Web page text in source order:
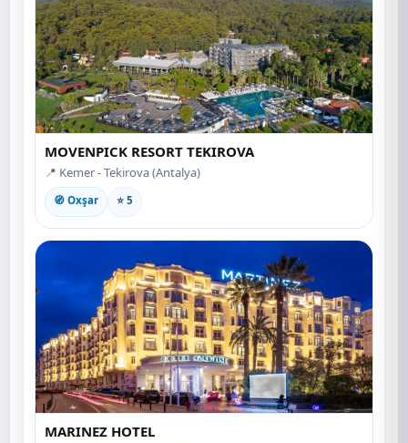
MOVENPICK RESORT TEKIROVA
📍 Kemer - Tekirova (Antalya)
🧭 Oxşar ⭐ 5
MARINEZ HOTEL